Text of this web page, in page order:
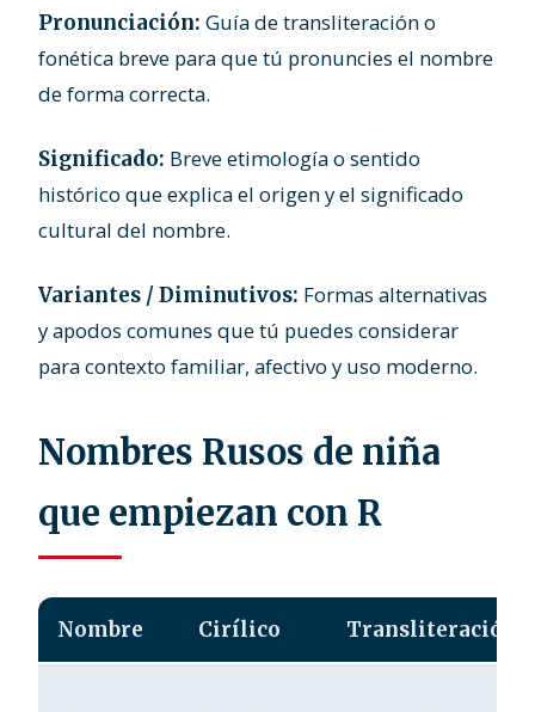
Pronunciación: Guía de transliteración o
fonética breve para que tú pronuncies el nombre
de forma correcta.
Significado: Breve etimología o sentido
histórico que explica el origen y el significado
cultural del nombre.
Variantes / Diminutivos: Formas alternativas
y apodos comunes que tú puedes considerar
para contexto familiar, afectivo y uso moderno.
Nombres Rusos de niña
que empiezan con R
Nombre Cirílico Transliteración